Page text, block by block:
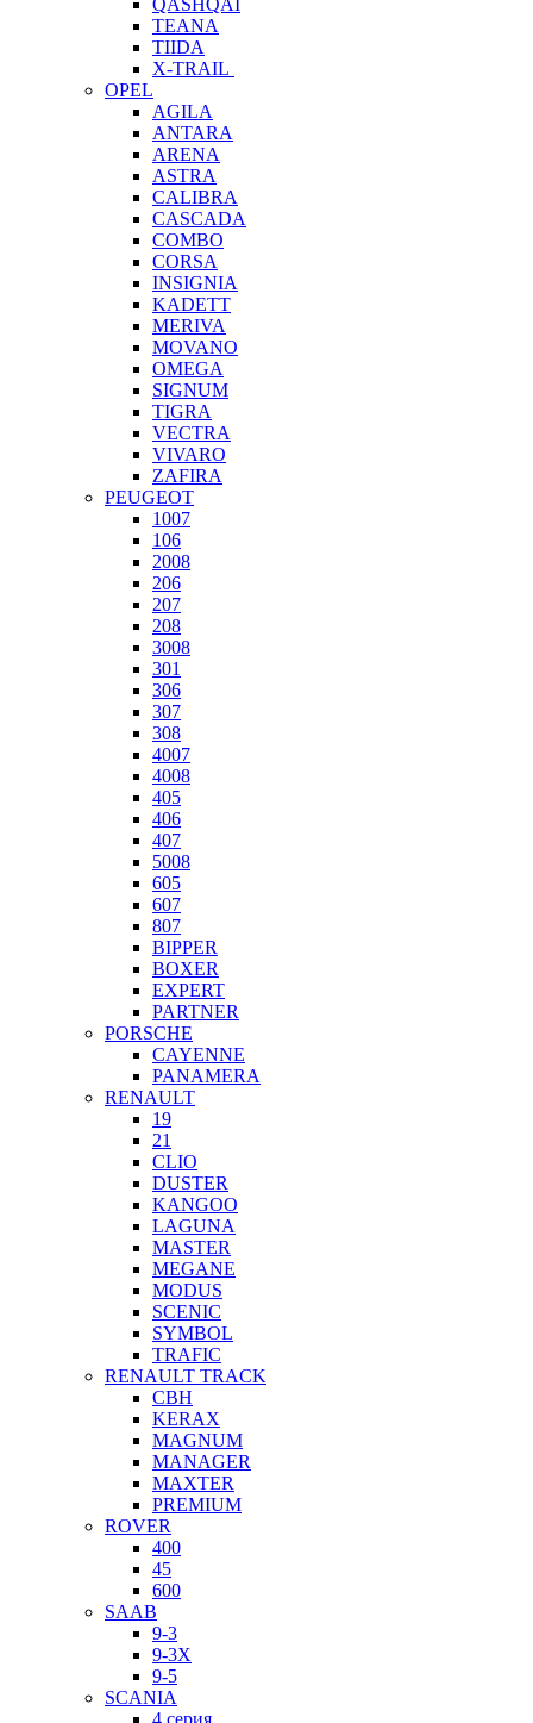
QASHQAI
TEANA
TIIDA
X-TRAIL
OPEL
AGILA
ANTARA
ARENA
ASTRA
CALIBRA
CASCADA
COMBO
CORSA
INSIGNIA
KADETT
MERIVA
MOVANO
OMEGA
SIGNUM
TIGRA
VECTRA
VIVARO
ZAFIRA
PEUGEOT
1007
106
2008
206
207
208
3008
301
306
307
308
4007
4008
405
406
407
5008
605
607
807
BIPPER
BOXER
EXPERT
PARTNER
PORSCHE
CAYENNE
PANAMERA
RENAULT
19
21
CLIO
DUSTER
KANGOO
LAGUNA
MASTER
MEGANE
MODUS
SCENIC
SYMBOL
TRAFIC
RENAULT TRACK
CBH
KERAX
MAGNUM
MANAGER
MAXTER
PREMIUM
ROVER
400
45
600
SAAB
9-3
9-3X
9-5
SCANIA
4 серия